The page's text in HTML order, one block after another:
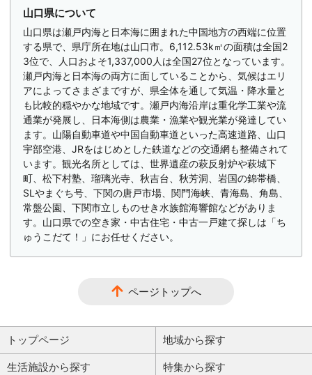
山口県について
山口県は瀬戸内海と日本海に囲まれた中国地方の西端に位置
する県で、県庁所在地は山口市。6,112.53k㎡の面積は全国2
3位で、人口およそ1,337,000人は全国27位となっています。
瀬戸内海と日本海の両方に面していることから、気候はエリ
アによってさまざまですが、県全体を通して気温・降水量と
も比較的穏やかな地域です。瀬戸内海沿岸は重化学工業や流
通業が発展し、日本海側は農業・漁業や観光業が発達してい
ます。山陽自動車道や中国自動車道といった高速道路、山口
宇部空港、JRをはじめとした鉄道などの交通網も整備されて
います。観光名所としては、世界遺産の萩反射炉や萩城下
町、松下村塾、瑠璃光寺、秋吉台、秋芳洞、岩国の錦帯橋、
SLやまぐち号、下関の唐戸市場、関門海峡、青海島、角島、
常盤公園、下関市立しものせき水族館海響館などがありま
す。山口県での空き家・中古住宅・中古一戸建て探しは「ち
ゅうこだて！」にお任せください。
ページトップへ
トップページ 地域から探す
生活施設から探す 特集から探す